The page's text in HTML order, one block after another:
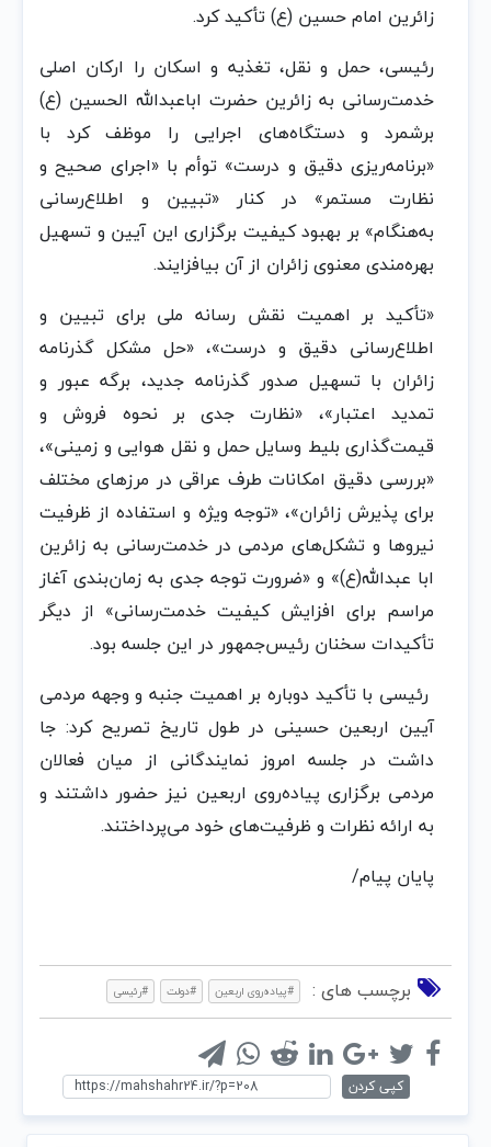
زائرین امام حسین (ع) تأکید کرد.
رئیسی، حمل و نقل، تغذیه و اسکان را ارکان اصلی
خدمت‌رسانی به زائرین حضرت اباعبدالله الحسین (ع)
برشمرد و دستگاه‌های اجرایی را موظف کرد با
«برنامه‌ریزی دقیق و درست» توأم با «اجرای صحیح و
نظارت مستمر» در کنار «تبیین و اطلاع‌رسانی
به‌هنگام» بر بهبود کیفیت برگزاری این آیین و تسهیل
بهره‌مندی معنوی زائران از آن بیافزایند.
«تأکید بر اهمیت نقش رسانه ملی برای تبیین و
اطلاع‌رسانی دقیق و درست»، «حل مشکل گذرنامه
زائران با تسهیل صدور گذرنامه جدید، برگه عبور و
تمدید اعتبار»، «نظارت جدی بر نحوه فروش و
قیمت‌گذاری بلیط وسایل حمل و نقل هوایی و زمینی»،
«بررسی دقیق امکانات طرف عراقی در مرزهای مختلف
برای پذیرش زائران»، «توجه ویژه و استفاده از ظرفیت
نیروها و تشکل‌های مردمی در خدمت‌رسانی به زائرین
ابا عبدالله(ع)» و «ضرورت توجه جدی به زمان‌بندی آغاز
مراسم برای افزایش کیفیت خدمت‌‌رسانی» از دیگر
تأکیدات سخنان رئیس‌جمهور در این جلسه بود.
رئیسی با تأکید دوباره بر اهمیت جنبه و وجهه مردمی
آیین اربعین حسینی در طول تاریخ تصریح کرد: جا
داشت در جلسه امروز نمایندگانی از میان فعالان
مردمی برگزاری پیاده‌روی اربعین نیز حضور داشتند و
به ارائه نظرات و ظرفیت‌های خود می‌پرداختند.
پایان پیام/
برچسب های : #پیاده‌روی اربعین #دولت #رئیسی
کپی کردن